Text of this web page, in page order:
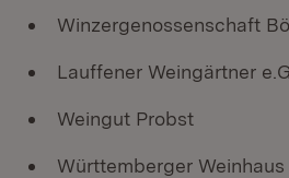
Winzergenossenschaft
Lauffener Weingärtner e.G.
Weingut Probst
Württemberger Weinhaus